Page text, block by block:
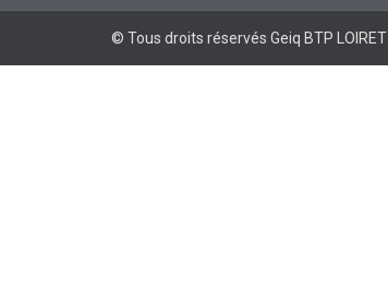
© Tous droits réservés Geiq BTP LOIRET